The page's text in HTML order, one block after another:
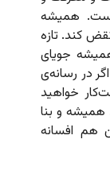
همیشه
کند. تازه
جویای
در رسانه‌ی
خواهید
همیشه و بنا
هم افسانه